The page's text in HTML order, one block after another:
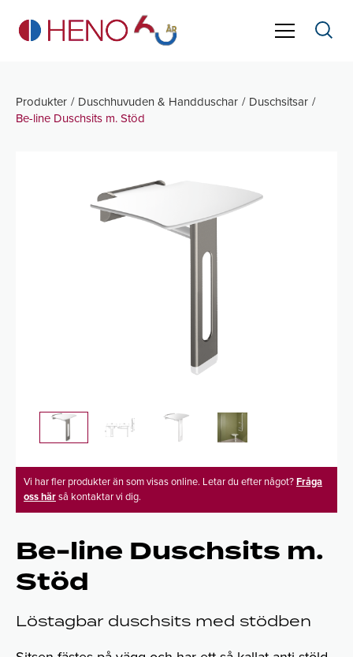
Produkter Duschhuvuden & Handduschar
Duschsitsar
Be-line Duschsits m. Stöd
Vi har fler produkter än som visas online. Letar du efter något?Fråga
oss härså kontaktar vi dig.
Be-line Duschsits m.
Stöd
Löstagbar duschsits med stödben